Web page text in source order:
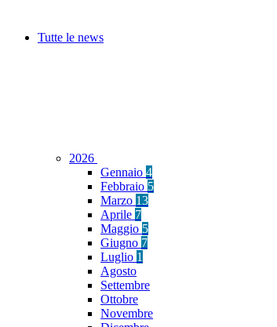
Tutte le news
2026
Gennaio 4
Febbraio 5
Marzo 13
Aprile 7
Maggio 5
Giugno 7
Luglio 1
Agosto
Settembre
Ottobre
Novembre